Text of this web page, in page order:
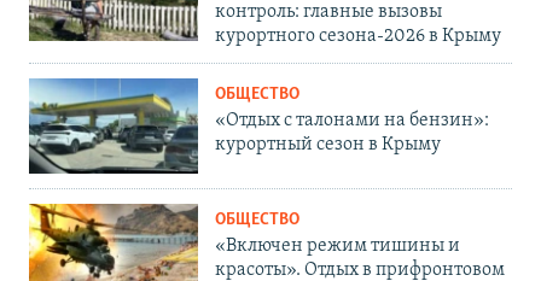
контроль: главные вызовы
курортного сезона-2026 в Крыму
ОБЩЕСТВО
«Отдых с талонами на бензин»:
курортный сезон в Крыму
ОБЩЕСТВО
«Включен режим тишины и
красоты». Отдых в прифронтовом